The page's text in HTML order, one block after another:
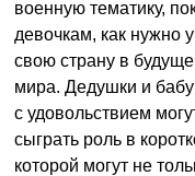
военную тематику,
девочкам, как нужно
свою страну в
мира. Дедушки и
с удовольствием
сыграть роль в
которой могут не